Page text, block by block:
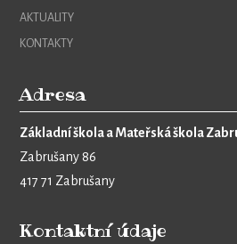
AKTUALITY
KONTAKTY
Adresa
Základní škola a Mateřská škola
Zabrušany 86
417 71 Zabrušany
Kontaktní údaje